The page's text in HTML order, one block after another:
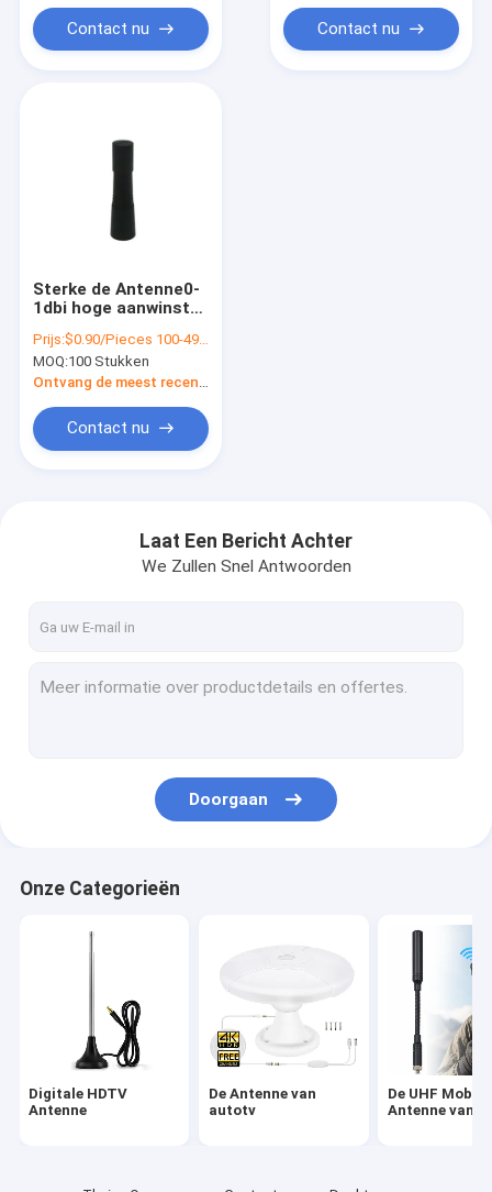
VR-show
Kwaliteitscontrole
Contacteer ons
De Radioantenne van de CITIZENS BANDauto
VHF Marine Antenna
868mhz antenne
Openluchtyagi-Antenne
De Antenne van lange afstandwifi
Contact nu Contact nu
Sterke de Antenne0-
1dbi hoge aanwinst
868mhz van de
Signaalwalkie-talkie
Prijs:$0.90/Pieces 100-499 Pieces
MOQ:100 Stukken
Ontvang de meest recente Prijs
Contact nu
Laat Een Bericht Achter
We Zullen Snel Antwoorden
Doorgaan
Onze Categorieën
Digitale HDTV
Antenne
De Antenne van
autotv
De UHF
Antenne van